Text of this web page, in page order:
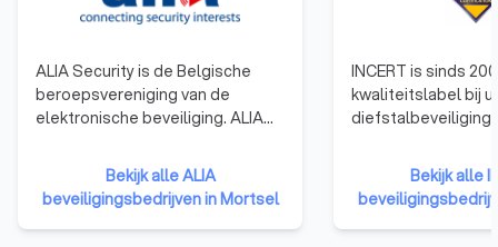
ALIA Security is de Belgische
beroepsvereniging van de
elektronische beveiliging. ALIA
installateurs, de fabrikanten en
de distributeurs inzake
inbraakdetectie, branddetectie,
toegangscontrole en
Bekijk alle ALIA
beveiligingsbedrijven in Mortsel
INCERT is sinds
kwaliteitslabel bij
diefstalbeveiliging
België. Om uw
beschermen
inbraak, moet u op
betrouwbare
Bekijk alle